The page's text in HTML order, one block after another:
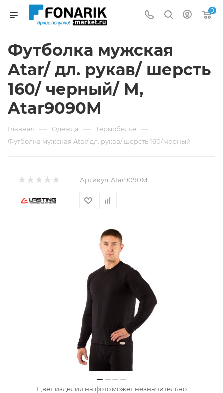
0
Футболка мужская
Atar/ дл. рукав/ шерсть
160/ черный/ M,
Atar9090M
Главная — Одежда — Термобелье —
Футболка мужская Atar/ дл. рукав/ шерсть 160/ черный
Артикул: Atar9090M
Цвет изделия на фото может незначительно